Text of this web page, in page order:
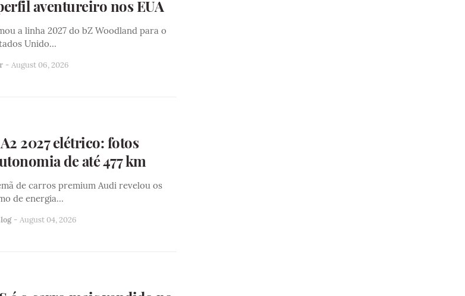
aventureiro nos EUA
a linha 2027 do bZ Woodland para o
Unido…
- August 06, 2026
2027 elétrico: fotos
de até 477 km
de carros premium Audi revelou os
de energia…
- August 04, 2026